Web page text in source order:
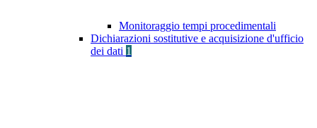
Monitoraggio tempi procedimentali
Dichiarazioni sostitutive e acquisizione d'ufficio
dei dati 1